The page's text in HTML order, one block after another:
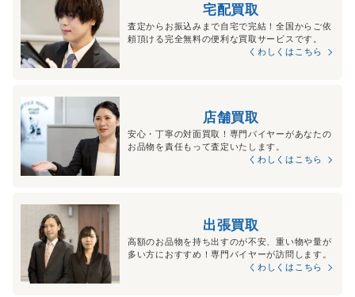
宅配買取
査定からお振込みまで自宅で完結！全国からご依
頼頂ける完全無料の便利な買取サービスです。
くわしくはこちら
店舗買取
安心・丁寧の対面買取！専門バイヤーがあなたの
お品物を責任もって査定いたします。
くわしくはこちら
出張買取
高額のお品物を持ち出すのが不安、重い物や量が
多い方におすすめ！専門バイヤーが訪問します。
くわしくはこちら